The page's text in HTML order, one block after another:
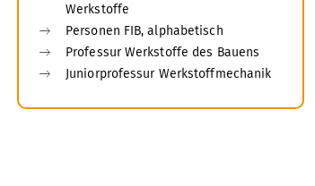
Werkstoffe
Personen FIB, alphabetisch
Professur Werkstoffe des Bauens
Juniorprofessur Werkstoffmechanik